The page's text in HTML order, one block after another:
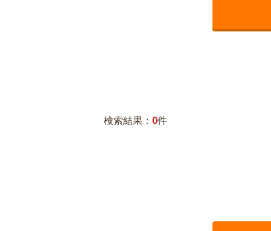
検索結果： 0件